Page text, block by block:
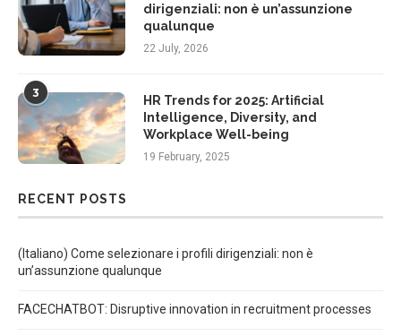
dirigenziali: non è un’assunzione
qualunque
22 July, 2026
3
HR Trends for 2025: Artificial
Intelligence, Diversity, and
Workplace Well-being
19 February, 2025
RECENT POSTS
(Italiano) Come selezionare i profili dirigenziali: non è
un’assunzione qualunque
FACECHATBOT: Disruptive innovation in recruitment processes